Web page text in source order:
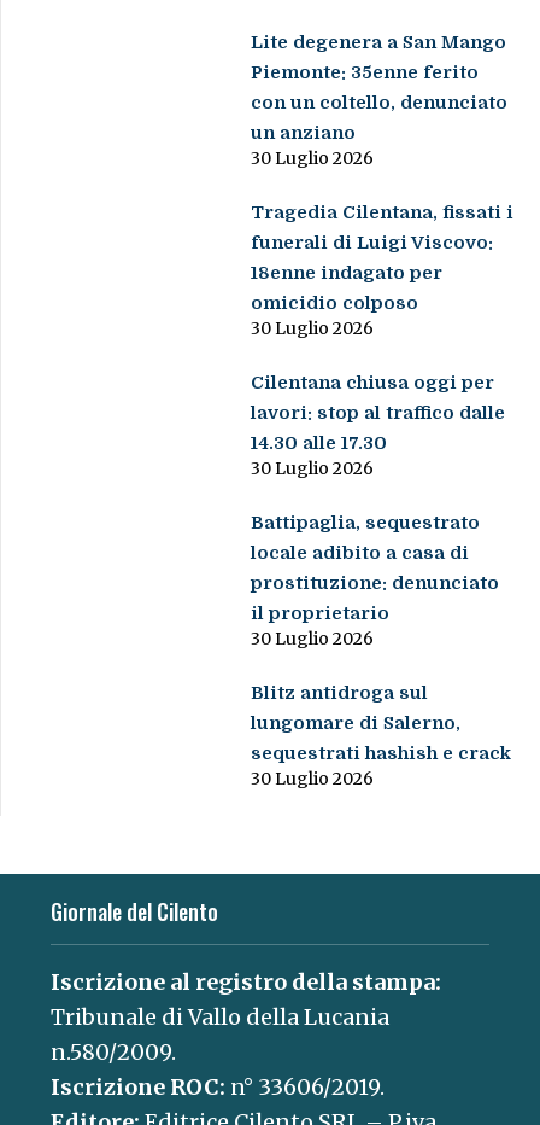
Lite degenera a San Mango
Piemonte: 35enne ferito
con un coltello, denunciato
un anziano
30 Luglio 2026
Tragedia Cilentana, fissati i
funerali di Luigi Viscovo:
18enne indagato per
omicidio colposo
30 Luglio 2026
Cilentana chiusa oggi per
lavori: stop al traffico dalle
14.30 alle 17.30
30 Luglio 2026
Battipaglia, sequestrato
locale adibito a casa di
prostituzione: denunciato
il proprietario
30 Luglio 2026
Blitz antidroga sul
lungomare di Salerno,
sequestrati hashish e crack
30 Luglio 2026
Giornale del Cilento
Iscrizione al registro della stampa:
Tribunale di Vallo della Lucania
n.580/2009.
Iscrizione ROC: n° 33606/2019.